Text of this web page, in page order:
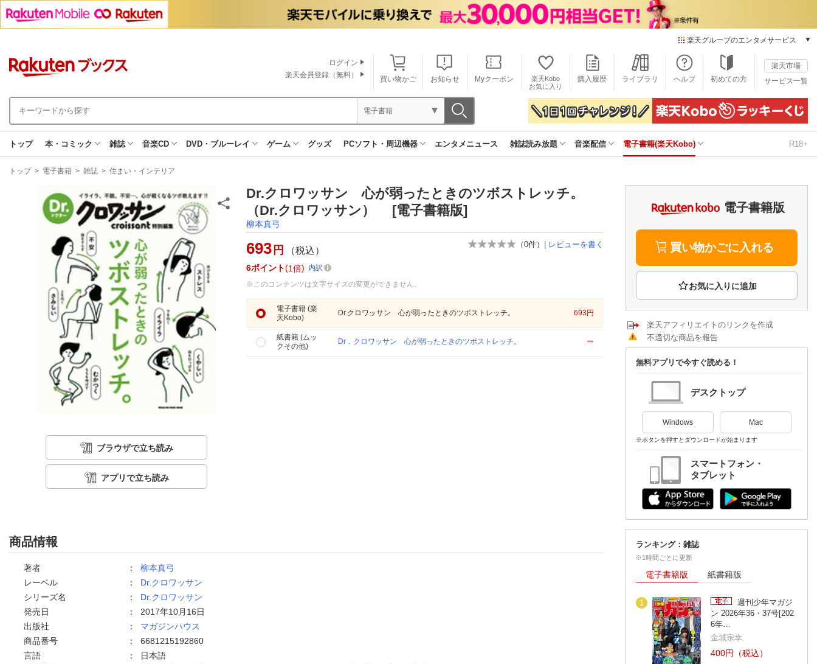
楽天グループのエンタメサービス
本/ゲーム/CD/DVD
楽天ブックス
電子書籍
楽天Kobo
雑誌読み放題
楽天ミュージック
楽天TV
動画配信ガイド
Rakuten PLAY
Rチャンネル
楽天チケット
エンタメニュース
推し楽
買い物かご お知らせ Myクーポン
楽天Kobo
お気に入り
購入履歴 ライブラリ ヘルプ 初めての方
楽天市場
サービス一覧
ログイン
楽天会員登録（無料）
電子書籍
トップ 本・コミック 雑誌 音楽CD DVD・ブルーレイ ゲーム グッズ PCソフト・周辺機器 エンタメニュース 雑誌読み放題 音楽配信 電子書籍(楽天Kobo) R18+
現
トップ > 電子書籍 > 雑誌 > 住まい・インテリア
ブラウザで立ち読み
アプリで立ち読み
Dr.クロワッサン 心が弱ったときのツボストレッチ。
（Dr.クロワッサン） [電子書籍版]
柳本真弓
（0件） | レビューを書く
693 円 （税込）
6ポイント 1倍
内訳
※このコンテンツは文字サイズの変更ができません。
電子書籍 (楽
天Kobo)
Dr.クロワッサン 心が弱ったときのツボストレッチ。 693円
紙書籍 (ムッ
クその他)
Dr．クロワッサン 心が弱ったときのツボストレッチ。 ー
商品情報
著者 ： 柳本真弓
レーベル
： Dr.クロワッサン
シリーズ名
： Dr.クロワッサン
発売日
： 2017年10月16日
出版社
： マガジンハウス
商品番号
： 6681215192860
言語
：
日本語
電子書籍版
買い物かごに入れる
楽天アフィリエイトのリンクを作成
不適切な商品を報告
無料アプリで今すぐ読める！
デスクトップ
Windows Mac
※ボタンを押すとダウンロードが始まります
スマートフォン・
タブレット
ランキング：雑誌
※1時間ごとに更新
電子書籍版 紙書籍版
1
週刊少年マガジ
ン 2026年36・37号[202
6年…
金城宗幸
400円（税込）